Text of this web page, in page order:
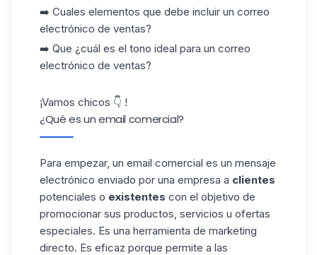
➡️ Cuales elementos que debe incluir un correo
electrónico de ventas?
➡️ Que ¿cuál es el tono ideal para un correo
electrónico de ventas?
¡Vamos chicos 👇 !
¿Qué es un email comercial?
Para empezar, un email comercial es un mensaje
electrónico enviado por una empresa a clientes
potenciales o existentes con el objetivo de
promocionar sus productos, servicios u ofertas
especiales. Es una herramienta de marketing
directo. Es eficaz porque permite a las